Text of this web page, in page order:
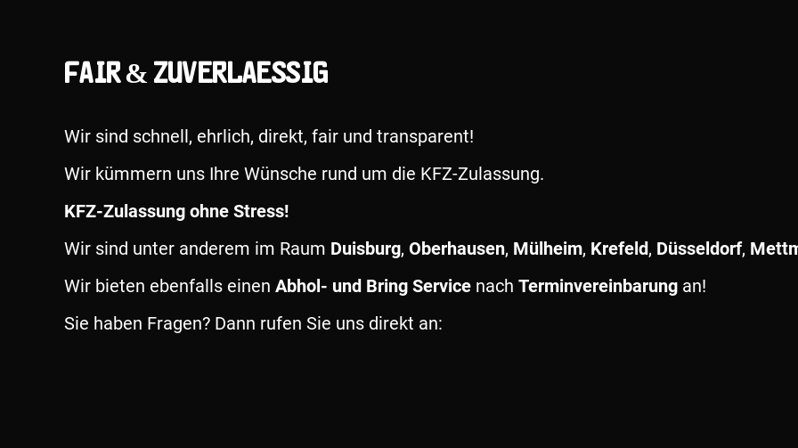
Fair & Zuverlaessig
Wir sind schnell, ehrlich, direkt, fair und transparent!
Wir kümmern uns Ihre Wünsche rund um die KFZ-Zulassung.
KFZ-Zulassung ohne Stress!
Wir sind unter anderem im Raum Duisburg, Oberhausen, Mülheim, Krefeld, Düsseldorf,
Wir bieten ebenfalls einen Abhol- und Bring Service nach Terminvereinbarung an!
Sie haben Fragen? Dann rufen Sie uns direkt an: